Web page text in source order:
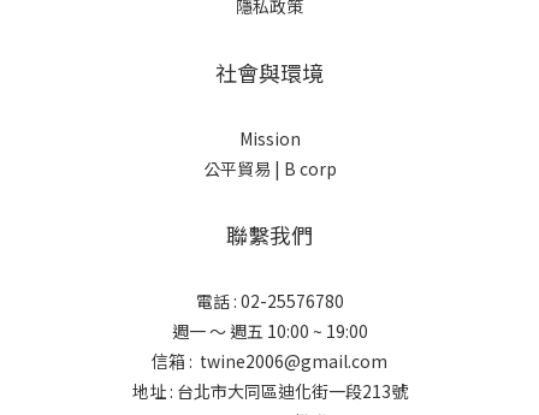
隱私政策
社會與環境
Mission
公平貿易 | B corp
聯繫我們
電話 : 02-25576780
週一 ～ 週五 10:00 ~ 19:00
信箱 : twine2006@gmail.com
地址 : 台北市大同區迪化街一段213號